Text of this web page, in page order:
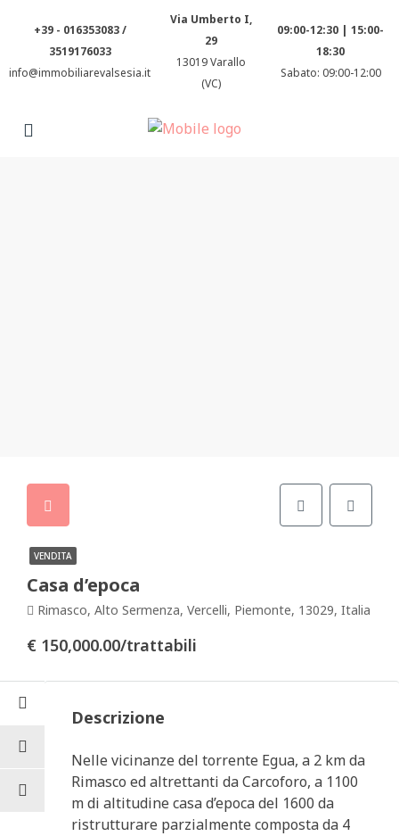
+39 - 016353083 /
3519176033
info@immobiliarevalsesia.it
Via Umberto I,
29
13019 Varallo
(VC)
09:00-12:30 | 15:00-
18:30
Sabato: 09:00-12:00
VENDITA
Casa d’epoca
Rimasco, Alto Sermenza, Vercelli, Piemonte, 13029, Italia
€ 150,000.00/trattabili
Descrizione
Nelle vicinanze del torrente Egua, a 2 km da
Rimasco ed altrettanti da Carcoforo, a 1100
m di altitudine casa d’epoca del 1600 da
ristrutturare parzialmente composta da 4